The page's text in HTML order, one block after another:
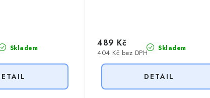
Skladem Skladem
404 Kč bez DPH
489 Kč